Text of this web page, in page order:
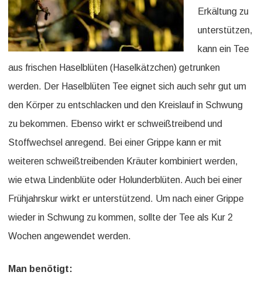
Erkältung zu
unterstützen,
kann ein Tee
aus frischen Haselblüten (Haselkätzchen) getrunken
werden. Der Haselblüten Tee eignet sich auch sehr gut um
den Körper zu entschlacken und den Kreislauf in Schwung
zu bekommen. Ebenso wirkt er schweißtreibend und
Stoffwechsel anregend. Bei einer Grippe kann er mit
weiteren schweißtreibenden Kräuter kombiniert werden,
wie etwa Lindenblüte oder Holunderblüten. Auch bei einer
Frühjahrskur wirkt er unterstützend. Um nach einer Grippe
wieder in Schwung zu kommen, sollte der Tee als Kur 2
Wochen angewendet werden.
Man benötigt: